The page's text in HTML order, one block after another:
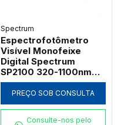
Spectrum
Espectrofotômetro
Visível Monofeixe
Digital Spectrum
SP2100 320-1100nm
com Suporte 4
Cubetas de 50mm e
Software PC
PREÇO SOB CONSULTA
Consulte-nos pelo